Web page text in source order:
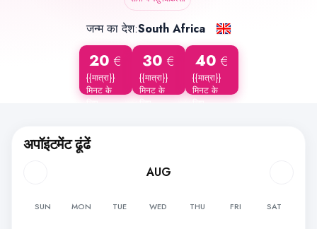
जन्म का देश:South Africa
20 €
{{मात्रा}}
मिनट के
लिए
30 €
{{मात्रा}}
मिनट के
लिए
40 €
{{मात्रा}}
मिनट के
लिए
अपॉइंटमेंट ढूंढें
AUG
SUN MON TUE WED THU FRI SAT